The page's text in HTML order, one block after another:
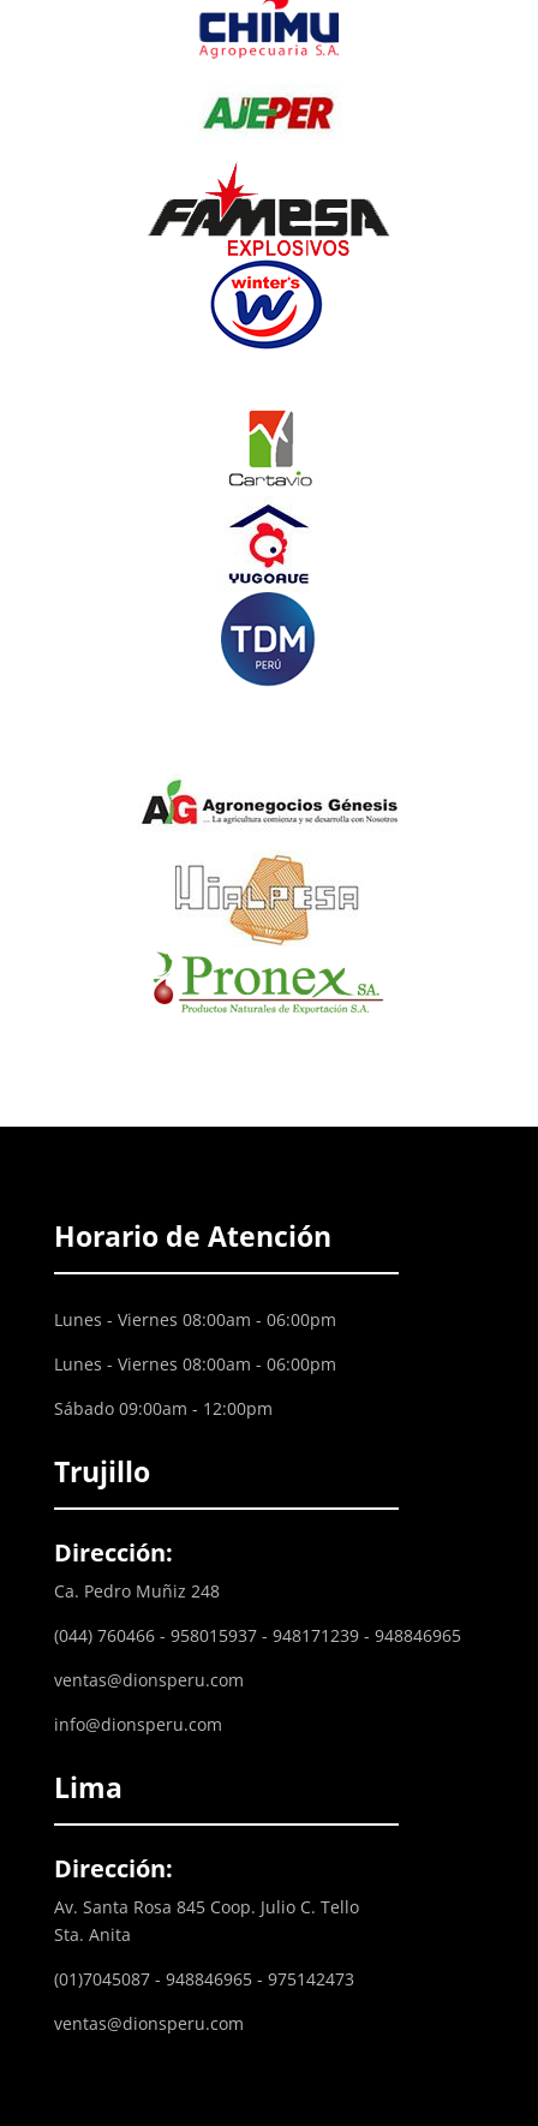
Horario de Atención
Lunes - Viernes 08:00am - 06:00pm
Lunes - Viernes 08:00am - 06:00pm
Sábado 09:00am - 12:00pm
Trujillo
Dirección:
Ca. Pedro Muñiz 248
(044) 760466 - 958015937 - 948171239 - 948846965
ventas@dionsperu.com
info@dionsperu.com
Lima
Dirección:
Av. Santa Rosa 845 Coop. Julio C. Tello
Sta. Anita
(01)7045087 - 948846965 - 975142473
ventas@dionsperu.com